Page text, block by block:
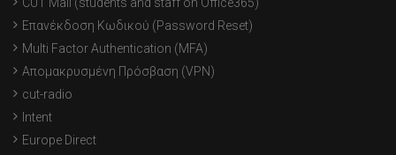
Επανέκδοση Κωδικού (Password Reset)
Multi Factor Authentication (MFA)
Απομακρυσμένη Πρόσβαση (VPN)
cut-radio
Intent
Europe Direct